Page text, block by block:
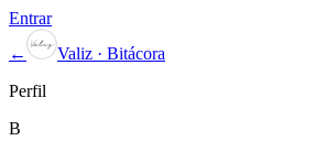
Entrar
←
Valiz · Bitácora
Perfil
B